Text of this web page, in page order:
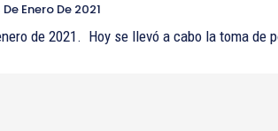
De Enero De 2021
de 2021. Hoy se llevó a cabo la toma de